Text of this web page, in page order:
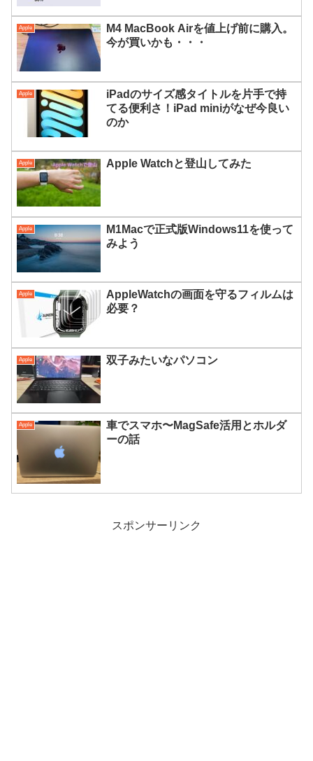
Apple
M4 MacBook Airを値上げ前に購入。
今が買いかも・・・
Apple
iPadのサイズ感タイトルを片手で持
てる便利さ！iPad miniがなぜ今良い
のか
Apple Apple Watchと登山してみた
Apple
M1Macで正式版Windows11を使って
みよう
Apple
AppleWatchの画面を守るフィルムは
必要？
Apple 双子みたいなパソコン
Apple
車でスマホ〜MagSafe活用とホルダ
ーの話
スポンサーリンク